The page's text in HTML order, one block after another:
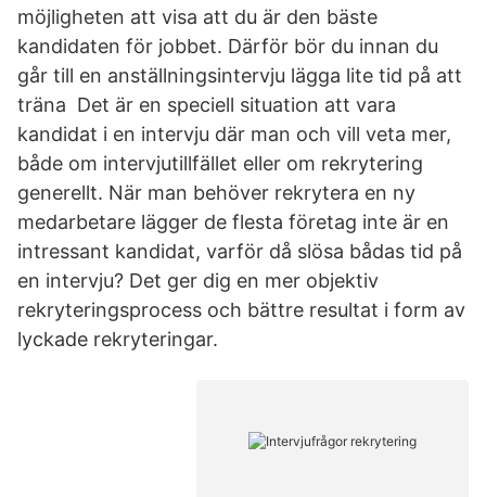
möjligheten att visa att du är den bäste
kandidaten för jobbet. Därför bör du innan du
går till en anställningsintervju lägga lite tid på att
träna Det är en speciell situation att vara
kandidat i en intervju där man och vill veta mer,
både om intervjutillfället eller om rekrytering
generellt. När man behöver rekrytera en ny
medarbetare lägger de flesta företag inte är en
intressant kandidat, varför då slösa bådas tid på
en intervju? Det ger dig en mer objektiv
rekryteringsprocess och bättre resultat i form av
lyckade rekryteringar.